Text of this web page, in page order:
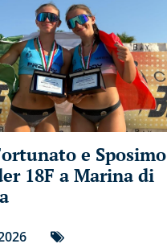
e Sposimo
18F a Marina di